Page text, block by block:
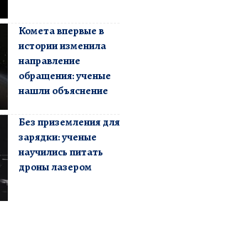
Комета впервые в
истории изменила
направление
обращения: ученые
нашли объяснение
Без приземления для
зарядки: ученые
научились питать
дроны лазером